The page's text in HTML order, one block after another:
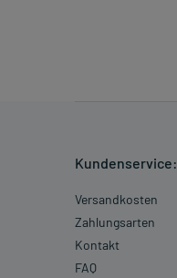
Kundenservice:
Versandkosten
Zahlungsarten
Kontakt
FAQ